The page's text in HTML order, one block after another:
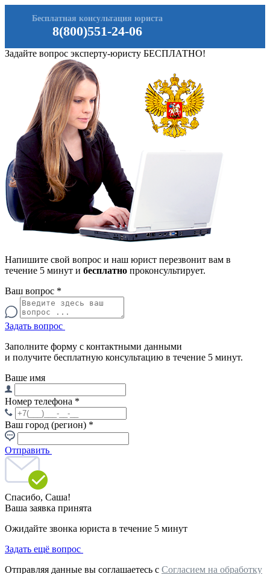
8(800)551-24-06
Бесплатная консультация юриста
Задайте вопрос эксперту-юристу БЕСПЛАТНО!
Напишите свой вопрос и наш юрист перезвонит вам в
течение 5 минут и бесплатно проконсультирует.
Ваш вопрос *
Задать вопрос
Заполните форму с контактными данными
и получите бесплатную консультацию в течение 5 минут.
Ваше имя
Номер телефона *
Ваш город (регион) *
Отправить
Спасибо, Саша!
Ваша заявка принята
Ожидайте звонка юриста в течение 5 минут
Задать ещё вопрос
Отправляя данные вы соглашаетесь с Согласием на обработку